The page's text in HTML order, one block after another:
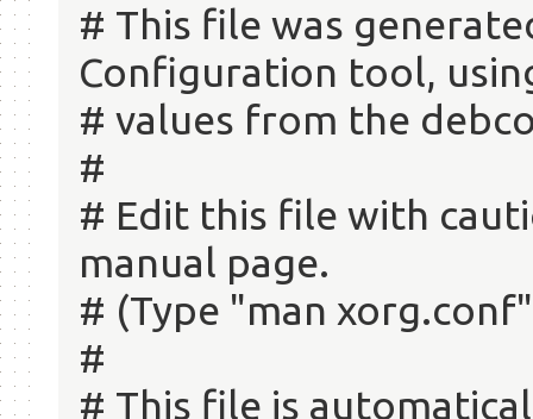
# This file was
Configuration tool,
# values from the
#
# Edit this file with
manual page.
# (Type "man
#
# This file is